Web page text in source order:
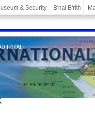
& Security B'nai B'rith
IZRAEL